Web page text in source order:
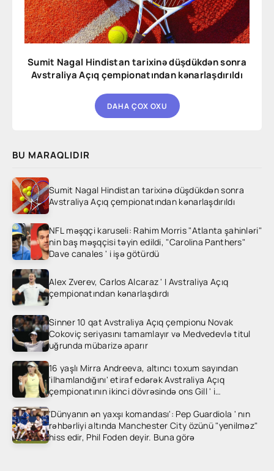
Sumit Nagal Hindistan tarixinə düşdükdən sonra
Avstraliya Açıq çempionatından kənarlaşdırıldı
DAHA ÇOX OXU
BU MARAQLIDIR
Sumit Nagal Hindistan tarixinə düşdükdən sonra
Avstraliya Açıq çempionatından kənarlaşdırıldı
NFL məşqçi karuseli: Rahim Morris "Atlanta şahinləri"
nin baş məşqçisi təyin edildi, "Carolina Panthers"
Dave canales ' i işə götürdü
Alex Zverev, Carlos Alcaraz ' I Avstraliya Açıq
çempionatından kənarlaşdırdı
Sinner 10 qat Avstraliya Açıq çempionu Novak
Cokoviç seriyasını tamamlayır və Medvedevlə titul
uğrunda mübarizə aparır
16 yaşlı Mirra Andreeva, altıncı toxum sayından
'ilhamlandığını' etiraf edərək Avstraliya Açıq
çempionatının ikinci dövrəsində ons Gill ' i
'Dünyanın ən yaxşı komandası': Pep Guardiola ' nın
rəhbərliyi altında Manchester City özünü "yenilməz"
hiss edir, Phil Foden deyir. Buna görə